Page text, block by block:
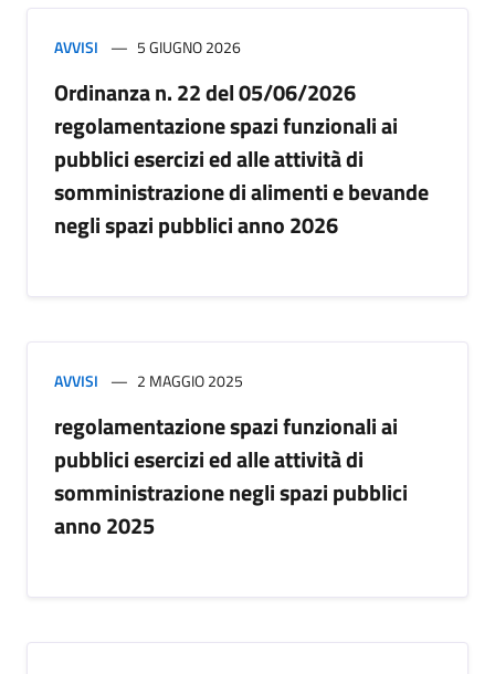
AVVISI 5 GIUGNO 2026
Ordinanza n. 22 del 05/06/2026
regolamentazione spazi funzionali ai
pubblici esercizi ed alle attività di
somministrazione di alimenti e bevande
negli spazi pubblici anno 2026
AVVISI 2 MAGGIO 2025
regolamentazione spazi funzionali ai
pubblici esercizi ed alle attività di
somministrazione negli spazi pubblici
anno 2025